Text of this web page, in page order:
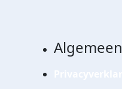
Algemeen